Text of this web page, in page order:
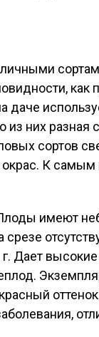
как
них разная
сортов
окрас. К
имеют
Дает